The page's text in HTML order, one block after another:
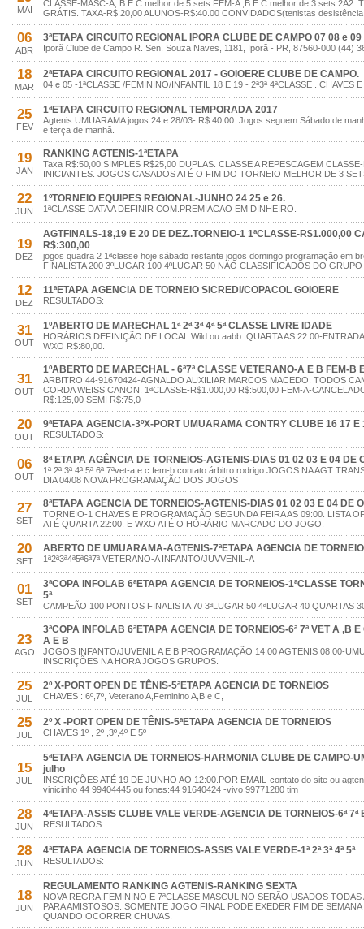
MAI
CLASSE-MASC-A, B E C melhor de 5 sets FEM-A ,B E C melhor de 3 sets 2A2.
GRÁTIS. TAXA-R$:20,00 ALUNOS-R$:40.00 CONVIDADOS(tenistas
06
ABR
3ªETAPA CIRCUITO REGIONAL IPORA CLUBE DE CAMPO 07 08 e
Iporã Clube de Campo R. Sen. Souza Naves, 1181, Iporã - PR, 87560-000 (44)
18
MAR
2ªETAPA CIRCUITO REGIONAL 2017 - GOIOERE CLUBE DE CAMPO.
04 e 05 -1ªCLASSE /FEMININO/INFANTIL 18 E 19 - 2ª3ª 4ªCLASSE . CHAVES
25
FEV
1ªETAPA CIRCUITO REGIONAL TEMPORADA 2017
Agtenis UMUARAMA jogos 24 e 28/03- R$:40,00. Jogos seguem Sábado de
e terça de manhã.
19
JAN
RANKING AGTENIS-1ªETAPA
Taxa R$:50,00 SIMPLES R$25,00 DUPLAS. CLASSE A REPESCAGEM
INICIANTES. JOGOS CASADOS ATÉ O FIM DO TORNEIO MELHOR DE 3
22
JUN
1ºTORNEIO EQUIPES REGIONAL-JUNHO 24 25 e 26.
1ªCLASSE DATA A DEFINIR COM.PREMIACAO EM DINHEIRO.
19
DEZ
AGTFINALS-18,19 E 20 DE DEZ..TORNEIO-1 1ªCLASSE-R$1.000,00
R$:300,00
jogos quadra 2 1ªclasse hoje sábado restante jogos domingo programação em
FINALISTA 200 3ºLUGAR 100 4ºLUGAR 50 NÃO CLASSIFICADOS DO
12
DEZ
11ªETAPA AGENCIA DE TORNEIO SICREDI/COPACOL GOIOERE
RESULTADOS:
31
OUT
1ºABERTO DE MARECHAL 1ª 2ª 3ª 4ª 5ª CLASSE LIVRE IDADE
HORÁRIOS DEFINIÇÃO DE LOCAL Wild ou aabb. QUARTA AS 22:00-
WXO R$:80,00.
31
OUT
1ºABERTO DE MARECHAL - 6ª7ª CLASSE VETERANO-A E B FEM-B
ARBITRO 44-91670424-AGNALDO AUXILIAR:MARCOS MACEDO. TODOS
CORDA WEISS CANON. 1ªCLASSE-R$1.000,00 R$:500,00 FEM-A-
R$:125,00 SEMI R$:75,0
20
OUT
9ªETAPA AGENCIA-3ºX-PORT UMUARAMA CONTRY CLUBE 16 17 E
RESULTADOS:
06
OUT
8ª ETAPA AGÊNCIA DE TORNEIOS-AGTENIS-DIAS 01 02 03 E 04 DE
1ª 2ª 3ª 4ª 5ª 6ª 7ªvet-a e c fem-b contato árbitro rodrigo JOGOS NA AGT
DIA 04/08 NOVA PROGRAMAÇÃO DOS JOGOS
27
SET
8ªETAPA AGENCIA DE TORNEIOS-AGTENIS-DIAS 01 02 03 E 04 DE
TORNEIO-1 CHAVES E PROGRAMAÇÃO SEGUNDA FEIRA AS 09:00. LISTA
ATÉ QUARTA 22:00. E WXO ATÉ O HORÁRIO MARCADO DO JOGO.
20
SET
ABERTO DE UMUARAMA-AGTENIS-7ªETAPA AGENCIA DE
1ª2ª3ª4ª5ª6ª7ª VETERANO-A INFANTO/JUVVENIL-A
01
SET
3ªCOPA INFOLAB 6ªETAPA AGENCIA DE TORNEIOS-1ªCLASSE
5ª
CAMPEÃO 100 PONTOS FINALISTA 70 3ªLUGAR 50 4ªLUGAR 40 QUARTAS
23
AGO
3ªCOPA INFOLAB 6ªETAPA AGENCIA DE TORNEIOS-6ª 7ª VET A ,B
A E B
JOGOS INFANTO/JUVENIL A E B PROGRAMAÇÃO 14:00 AGTENIS 08:00-
INSCRIÇÕES NA HORA JOGOS GRUPOS.
25
JUL
2º X-PORT OPEN DE TÊNIS-5ªETAPA AGENCIA DE TORNEIOS
CHAVES : 6º,7º, Veterano A,Feminino A,B e C,
25
JUL
2º X -PORT OPEN DE TÊNIS-5ªETAPA AGENCIA DE TORNEIOS
CHAVES 1º , 2º ,3º,4º E 5º
15
JUL
5ªETAPA AGENCIA DE TORNEIOS-HARMONIA CLUBE DE CAMPO-
julho
INSCRIÇÕES ATÉ 19 DE JUNHO AO 12:00.POR EMAIL-contato do site ou
vinicinho 44 99404445 ou fones:44 91640424 -vivo 99771280 tim
28
JUN
4ªETAPA-ASSIS CLUBE VALE VERDE-AGENCIA DE TORNEIOS-6ª 7ª
RESULTADOS:
28
JUN
4ªETAPA AGENCIA DE TORNEIOS-ASSIS VALE VERDE-1ª 2ª 3ª 4ª 5ª
RESULTADOS:
18
JUN
REGULAMENTO RANKING AGTENIS-RANKING SEXTA
NOVA REGRA:FEMININO E 7ªCLASSE MASCULINO SERÃO USADOS
PARA AMISTOSOS. SOMENTE JOGO FINAL PODE EXEDER FIM DE
QUANDO OCORRER CHUVAS.